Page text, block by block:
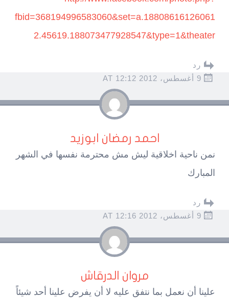
fbid=368194996583060&set=a.18808616126061
2.45619.188073477928547&type=1&theater
رد
9 أغسطس، 2012 AT 12:12
احمد رمضان ابوزيد
نمن ناحية اخلاقية ليش مش محترمة نفسها في الشهر
المبارك
رد
9 أغسطس، 2012 AT 12:16
مروان الدرقاش
علينا أن نعمل بما نتفق عليه لا أن يفرض علينا أحد شيئاً